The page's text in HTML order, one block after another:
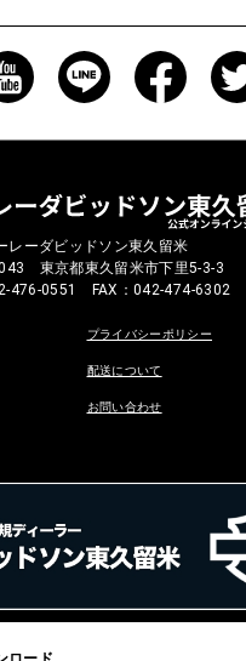
レーダビッドソン東久留米
東京都東久留米市下里5-3-3
476-0551 FAX：042-474-6302
プライバシーポリシー
配送について
お問い合わせ